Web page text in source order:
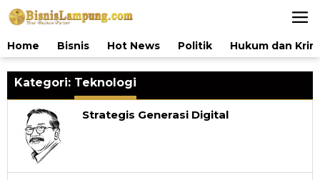
Lewati
ke
Home
Bisnis Hot News Politik Hukum dan
Kategori: Teknologi
Strategis Generasi Digital